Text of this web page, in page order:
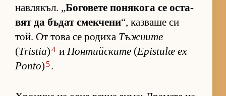
нав­ля­къл. „Бо­го­вете по­ня­кога се ос­та­
вят да бъ­дат смек­чени“, каз­ваше си
той. От това се ро­диха Тъжните
(Tristia)4 и Понтийските (Epistulæ ex
Ponto) 5.